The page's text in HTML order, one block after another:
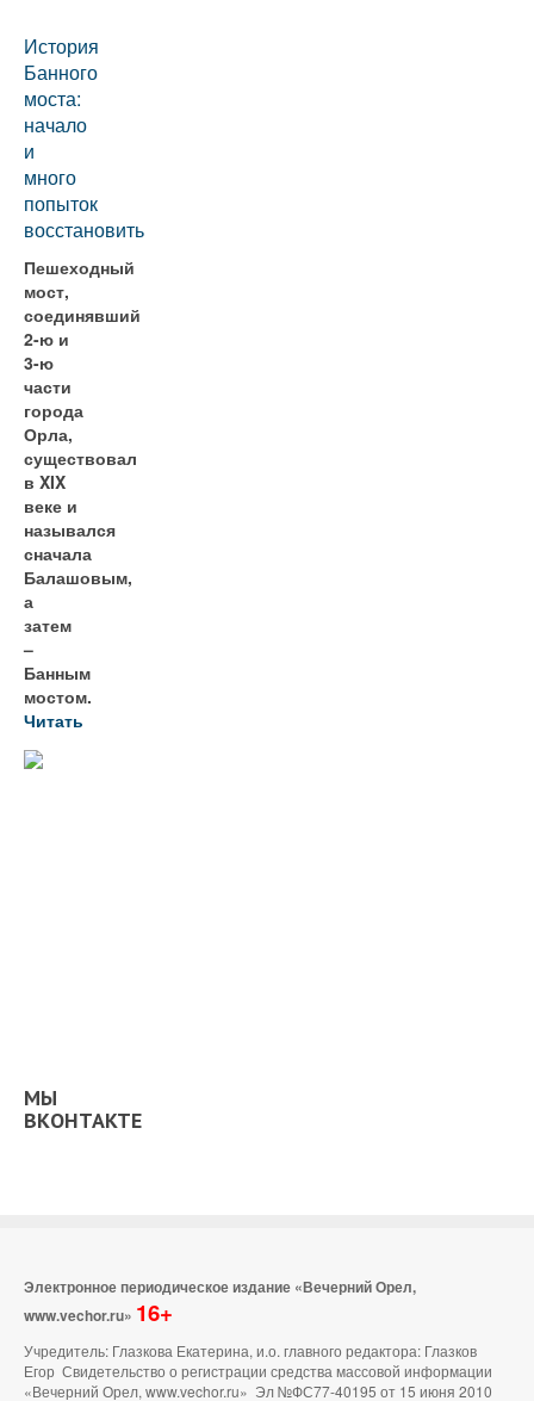
История
Банного
моста:
начало
и
много
попыток
восстановить
Пешеходный
мост,
соединявший
2-ю и
3-ю
части
города
Орла,
существовал
в XIX
веке и
назывался
сначала
Балашовым,
а
затем
–
Банным
мостом.
Читать
МЫ
ВКОНТАКТЕ
Электронное периодическое издание «Вечерний Орел,
www.vechor.ru» 16+
Учредитель: Глазкова Екатерина, и.о. главного редактора: Глазков
Егор Свидетельство о регистрации средства массовой информации
«Вечерний Орел, www.vechor.ru» Эл №ФС77-40195 от 15 июня 2010